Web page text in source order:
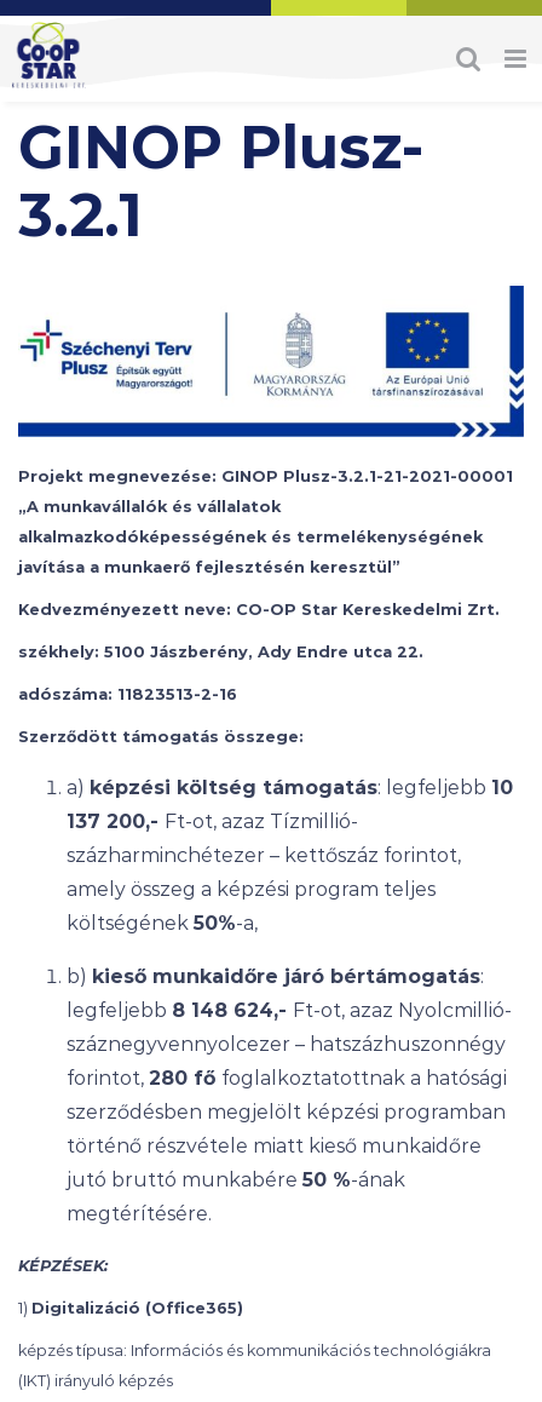
Skip
to
content
GINOP Plusz-
3.2.1
Projekt megnevezése: GINOP Plusz-3.2.1-21-2021-00001
„A munkavállalók és vállalatok
alkalmazkodóképességének és termelékenységének
javítása a munkaerő fejlesztésén keresztül”
Kedvezményezett neve: CO-OP Star Kereskedelmi Zrt.
székhely: 5100 Jászberény, Ady Endre utca 22.
adószáma: 11823513-2-16
Szerződött támogatás összege:
a) képzési költség támogatás: legfeljebb 10
137 200,- Ft-ot, azaz Tízmillió-
százharminchétezer – kettőszáz forintot,
amely összeg a képzési program teljes
költségének 50%-a,
b) kieső munkaidőre járó bértámogatás:
legfeljebb 8 148 624,- Ft-ot, azaz Nyolcmillió-
száznegyvennyolcezer – hatszázhuszonnégy
forintot, 280 fő foglalkoztatottnak a hatósági
szerződésben megjelölt képzési programban
történő részvétele miatt kieső munkaidőre
jutó bruttó munkabére 50 %-ának
megtérítésére.
KÉPZÉSEK:
1) Digitalizáció (Office365)
képzés típusa: Információs és kommunikációs technológiákra
(IKT) irányuló képzés